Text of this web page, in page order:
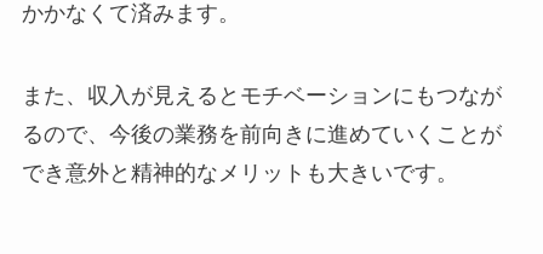
かかなくて済みます。
また、収入が見えるとモチベーションにもつなが
るので、今後の業務を前向きに進めていくことが
でき意外と精神的なメリットも大きいです。